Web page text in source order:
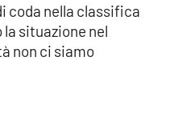
coda nella classifica
situazione nel
non ci siamo